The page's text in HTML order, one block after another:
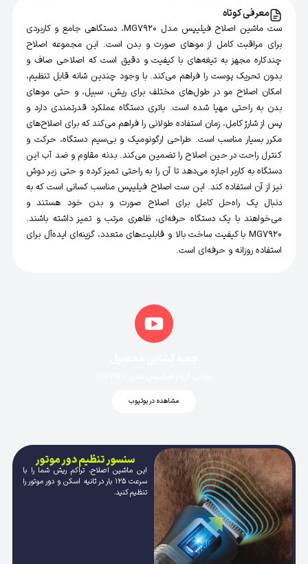
معرفی کوتاه
ست ماشین اصلاح فیلیپس مدل MG7920، دستگاهی جامع و کاربردی
برای مراقبت کامل از موهای صورت و بدن است. این مجموعه اصلاح
چندکاره مجهز به تیغه‌های با کیفیت و دقیق است که اصلاحی صاف و
بدون تحریک پوست را فراهم می‌کند. با وجود چندین شانه قابل تنظیم،
امکان اصلاح مو در طول‌های مختلف برای ریش، سبیل، و حتی موهای
بدن به راحتی مهیا شده است. باتری دستگاه عملکرد قدرتمندی دارد و
پس از شارژ کامل، زمان استفاده طولانی را فراهم می‌کند که برای اصلاح‌های
مکرر بسیار مناسب است. طراحی ارگونومیک و بی‌سیم دستگاه، حرکت و
کنترل راحت در حین اصلاح را تضمین می‌کند. بدنه مقاوم و ضد آب این
دستگاه به کاربر اجازه می‌دهد تا آن را به راحتی تمیز کرده و حتی زیر دوش
نیز از آن استفاده کند. این ست اصلاح فیلیپس مناسب کسانی است که به
دنبال یک راه‌حل کامل برای اصلاح صورت و بدن خود هستند و
می‌خواهند با یک دستگاه حرفه‌ای، ظاهری مرتب و تمیز داشته باشند.
MG7920 با کیفیت ساخت بالا و قابلیت‌های متعدد، گزینه‌ای ایده‌آل برای
استفاده روزانه و حرفه‌ای است.
مشاهده در یوتیوب
سنسور تنظیم دور موتور
این ماشین اصلاح، تراکم ریش شما را با
سرعت ۱۲۵ بار در ثانیه اسکن و دور موتور را
تنظیم کنید.